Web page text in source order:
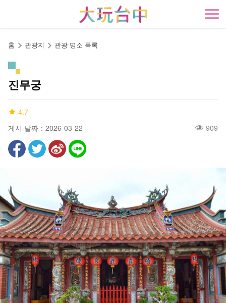
開
홈 관광지 관광 명소 목록
진무궁
4.7
게시 날짜：2026-03-22
909